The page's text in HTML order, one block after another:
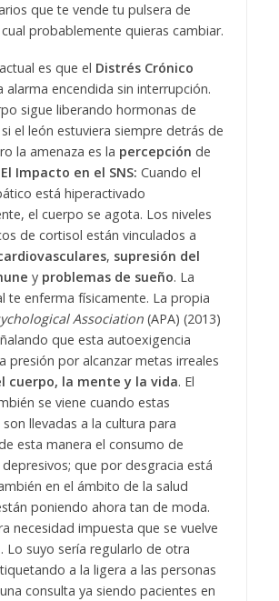
que te vende tu pulsera de
probablemente quieras cambiar.
es que el Distrés Crónico
alarma encendida sin interrupción.
sigue liberando hormonas de
el león estuviera siempre detrás de
la amenaza es la percepción de
El Impacto en el SNS: Cuando el
está hiperactivado
el cuerpo se agota. Los niveles
de cortisol están vinculados a
, supresión del
y problemas de sueño. La
te enferma físicamente. La propia
Association(APA) (2013)
que esta autoexigencia
presión por alcanzar metas irreales
cuerpo, la mente y la vida. El
se viene cuando estas
llevadas a la cultura para
esta manera el consumo de
que por desgracia está
en el ámbito de la salud
poniendo ahora tan de moda.
necesidad impuesta que se vuelve
Lo suyo sería regularlo de otra
a la ligera a las personas
consulta ya siendo pacientes en